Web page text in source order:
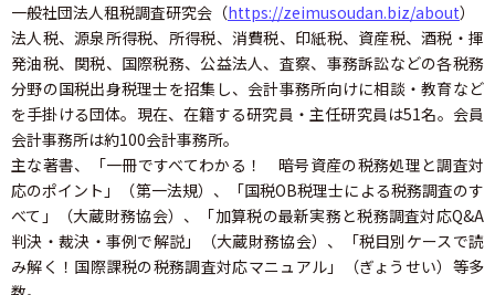
一般社団法人租税調査研究会（https://zeimusoudan.biz/about）
法人税、源泉所得税、所得税、消費税、印紙税、資産税、酒税・揮
発油税、関税、国際税務、公益法人、査察、事務訴訟などの各税務
分野の国税出身税理士を招集し、会計事務所向けに相談・教育など
を手掛ける団体。現在、在籍する研究員・主任研究員は51名。会員
会計事務所は約100会計事務所。
主な著書、「一冊ですべてわかる！ 暗号資産の税務処理と調査対
応のポイント」（第一法規）、「国税OB税理士による税務調査のす
べて」（大蔵財務協会）、「加算税の最新実務と税務調査対応Q&A
判決・裁決・事例で解説」（大蔵財務協会）、「税目別ケースで読
み解く！国際課税の税務調査対応マニュアル」（ぎょうせい）等多